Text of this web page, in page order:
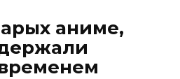
аниме,